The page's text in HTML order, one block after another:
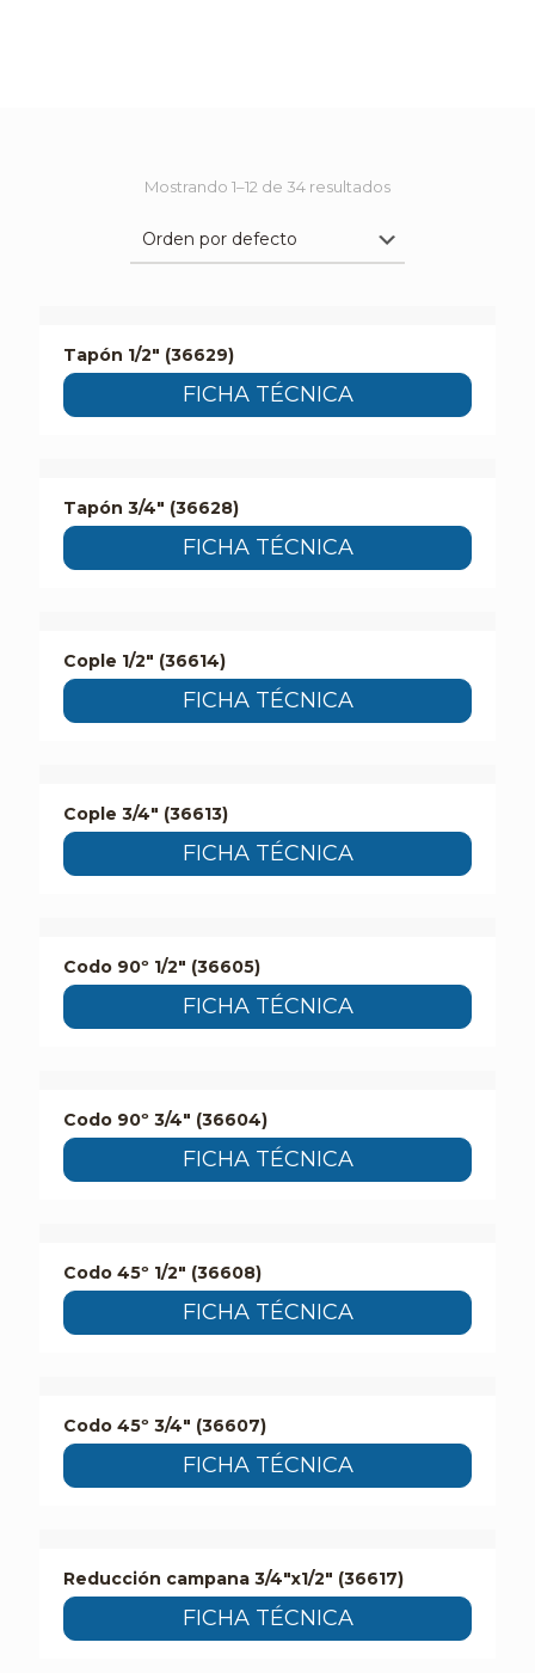
Mostrando 1–12 de 34 resultados
Tapón 1/2″ (36629)
FICHA TÉCNICA
Tapón 3/4″ (36628)
FICHA TÉCNICA
Cople 1/2″ (36614)
FICHA TÉCNICA
Cople 3/4″ (36613)
FICHA TÉCNICA
Codo 90º 1/2″ (36605)
FICHA TÉCNICA
Codo 90º 3/4″ (36604)
FICHA TÉCNICA
Codo 45º 1/2″ (36608)
FICHA TÉCNICA
Codo 45º 3/4″ (36607)
FICHA TÉCNICA
Reducción campana 3/4″x1/2″ (36617)
FICHA TÉCNICA